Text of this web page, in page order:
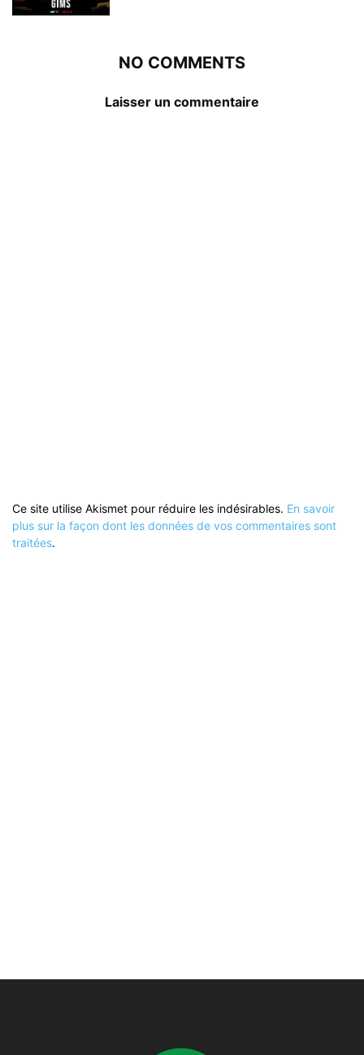
NO COMMENTS
Laisser un commentaire
Ce site utilise Akismet pour réduire les indésirables. En savoir
plus sur la façon dont les données de vos commentaires sont
traitées.